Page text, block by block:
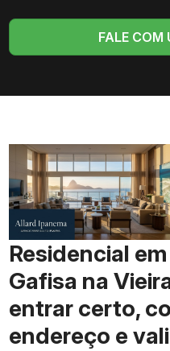
FALE COM
Residencial
Gafisa na
entrar certo,
endereço e